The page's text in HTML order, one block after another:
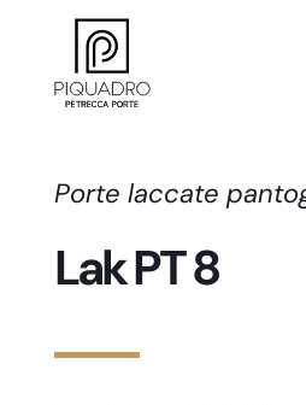
Porte laccate
Lak PT 8